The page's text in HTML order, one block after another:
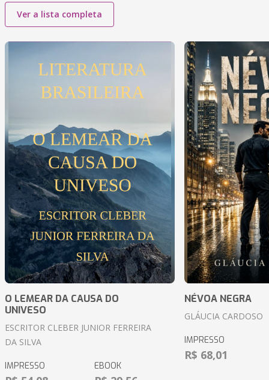
Ver a lista completa
O LEMEAR DA CAUSA DO
UNIVESO
ESCRITOR CLEBER JUNIOR FERREIRA
DA SILVA
IMPRESSO EBOOK
NÉVOA NEGRA
GLÁUCIA CARDOSO
IMPRESSO
R$ 68,01